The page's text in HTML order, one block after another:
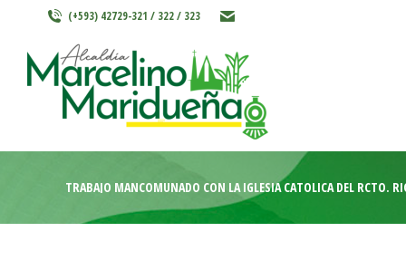
(+593) 42729-321 / 322 / 323
TRABAJO MANCOMUNADO CON LA IGLESIA CATÓLICA DEL RCTO.